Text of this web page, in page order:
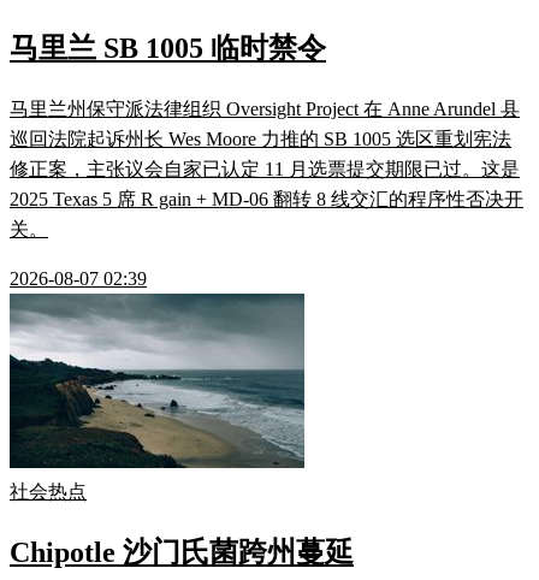
马里兰 SB 1005 临时禁令
马里兰州保守派法律组织 Oversight Project 在 Anne Arundel 县
巡回法院起诉州长 Wes Moore 力推的 SB 1005 选区重划宪法
修正案，主张议会自家已认定 11 月选票提交期限已过。这是
2025 Texas 5 席 R gain + MD-06 翻转 8 线交汇的程序性否决开
关。
2026-08-07 02:39
社会热点
Chipotle 沙门氏菌跨州蔓延